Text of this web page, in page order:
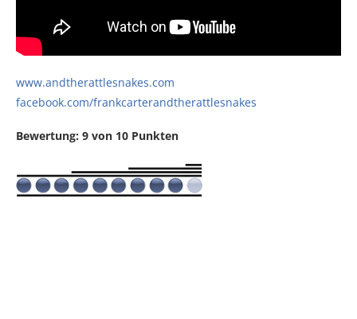
www.andtherattlesnakes.com
facebook.com/frankcarterandtherattlesnakes
Bewertung: 9 von 10 Punkten